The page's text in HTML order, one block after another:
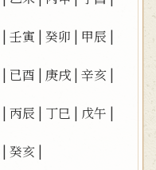
|壬寅 |癸卯 | 甲辰 |
| 已酉 | 庚戌 |辛亥 |
|丙辰 | 丁巳 | 戊午 |
|癸亥 |